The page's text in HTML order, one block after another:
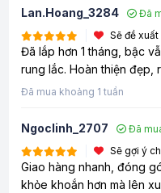
Lan.hoang_3284
Đã
Sẽ đề
Đã lắp hơn 1 tháng, bậc
rung lắc. Hoàn thiện đẹp,
Đã mua khoảng 1 tuần
Ngoclinh_2707
Đã
Sẽ gợi ý
Giao hàng nhanh, đóng
khỏe khoắn hơn mà lên